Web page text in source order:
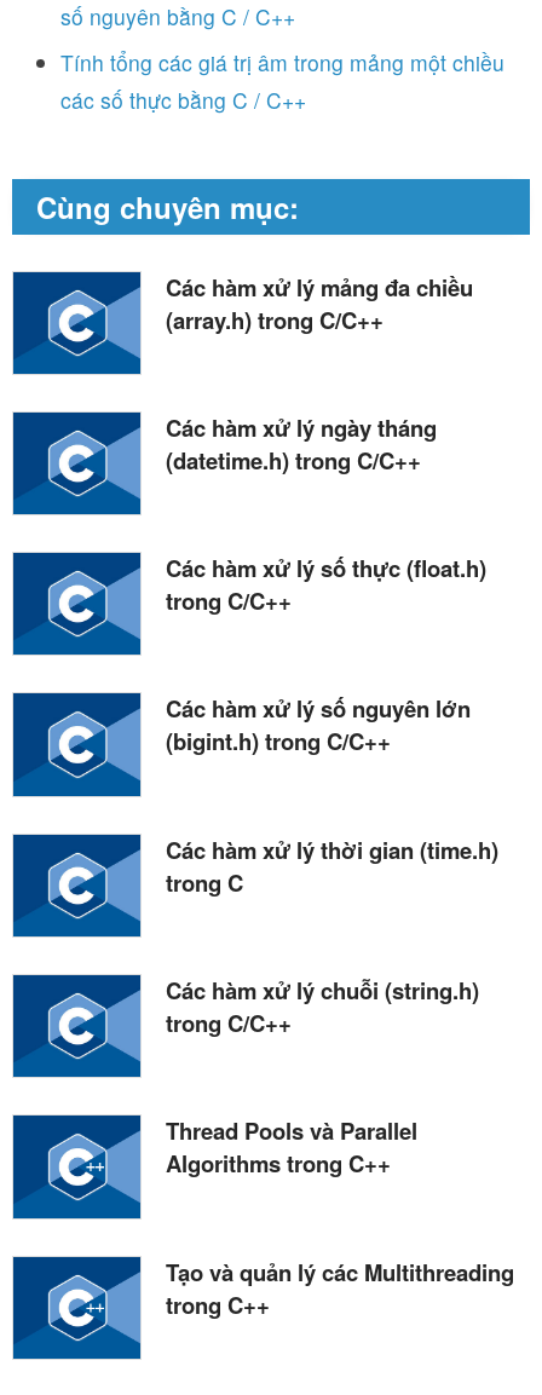
số nguyên bằng C / C++
Tính tổng các giá trị âm trong mảng một chiều
các số thực bằng C / C++
Cùng chuyên mục:
Các hàm xử lý mảng đa chiều
(array.h) trong C/C++
Các hàm xử lý ngày tháng
(datetime.h) trong C/C++
Các hàm xử lý số thực (float.h)
trong C/C++
Các hàm xử lý số nguyên lớn
(bigint.h) trong C/C++
Các hàm xử lý thời gian (time.h)
trong C
Các hàm xử lý chuỗi (string.h)
trong C/C++
Thread Pools và Parallel
Algorithms trong C++
Tạo và quản lý các Multithreading
trong C++